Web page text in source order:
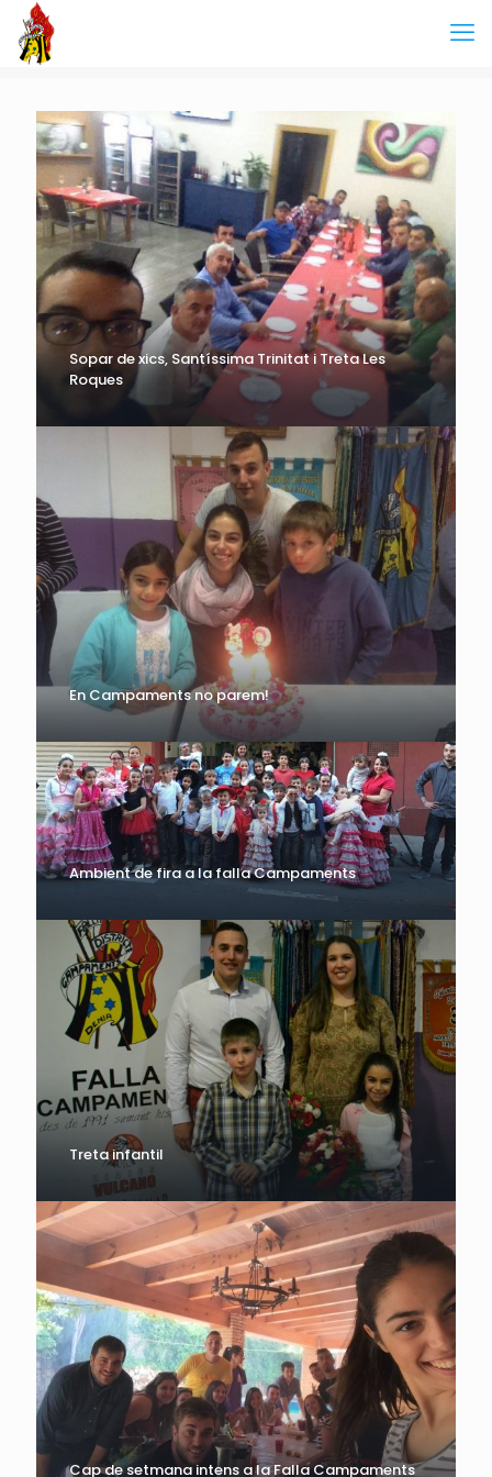
Sopar de xics, Santíssima Trinitat i Treta Les
Roques
En Campaments no parem!
Ambient de fira a la falla Campaments
Treta infantil
Cap de setmana intens a la Falla Campaments